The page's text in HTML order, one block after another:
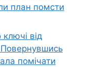
план помсти
ключі від
помічати